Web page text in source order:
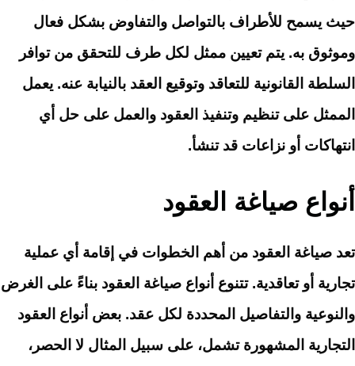
حيث يسمح للأطراف بالتواصل والتفاوض بشكل فعال
وموثوق به. يتم تعيين ممثل لكل طرف للتحقق من توافر
السلطة القانونية للتعاقد وتوقيع العقد بالنيابة عنه. يعمل
الممثل على تنظيم وتنفيذ العقود والعمل على حل أي
انتهاكات أو نزاعات قد تنشأ.
أنواع صياغة العقود
تعد صياغة العقود من أهم الخطوات في إقامة أي عملية
تجارية أو تعاقدية. تتنوع أنواع صياغة العقود بناءً على الغرض
والنوعية والتفاصيل المحددة لكل عقد. بعض أنواع العقود
التجارية المشهورة تشمل، على سبيل المثال لا الحصر،